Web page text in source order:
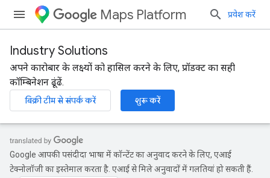
Maps Platform प्रवेश करें
Industry Solutions
अपने कारोबार के लक्ष्यों को हासिल करने के लिए, प्रॉडक्ट का सही
कॉम्बिनेशन ढूंढें.
बिक्री टीम से संपर्क करें शुरू करें
Google आपकी पसंदीदा भाषा में कॉन्टेंट का अनुवाद करने के लिए, एआई
टेक्नोलॉजी का इस्तेमाल करता है. एआई से मिले अनुवादों में गलतियां हो सकती हैं.